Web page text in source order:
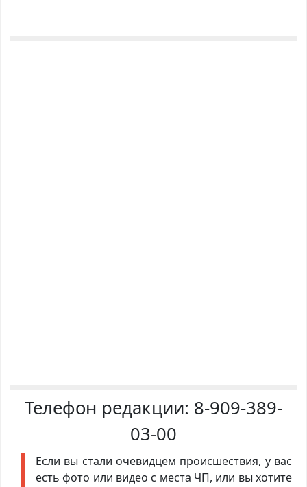
Телефон редакции: 8-909-389-
03-00
Если вы стали очевидцем происшествия, у вас
есть фото или видео с места ЧП, или вы хотите